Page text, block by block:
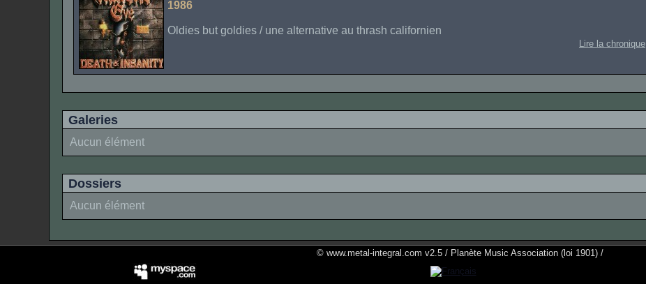
1986
Oldies but goldies / une alternative au thrash californien
Lire la chronique
Galeries
Aucun élément
Dossiers
Aucun élément
© www.metal-integral.com v2.5 / Planète Music Association (loi 1901) /